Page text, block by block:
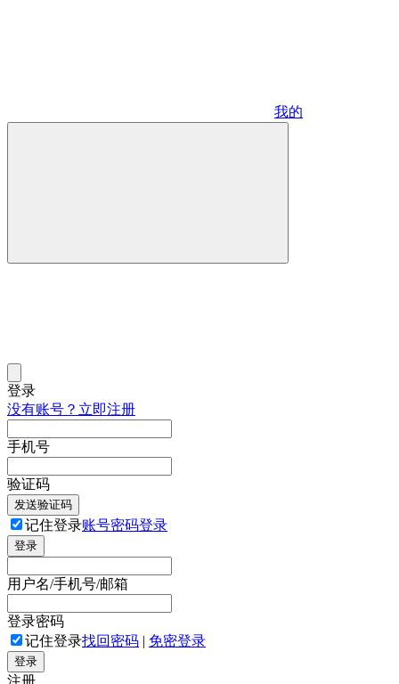
我的
登录
没有账号？立即注册
手机号
验证码
发送验证码
记住登录账号密码登录
登录
用户名/手机号/邮箱
登录密码
记住登录找回密码 | 免密登录
登录